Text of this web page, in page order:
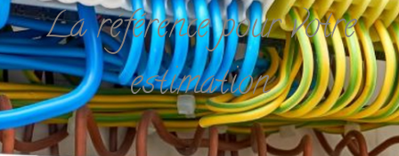
La référence pour votre
estimation